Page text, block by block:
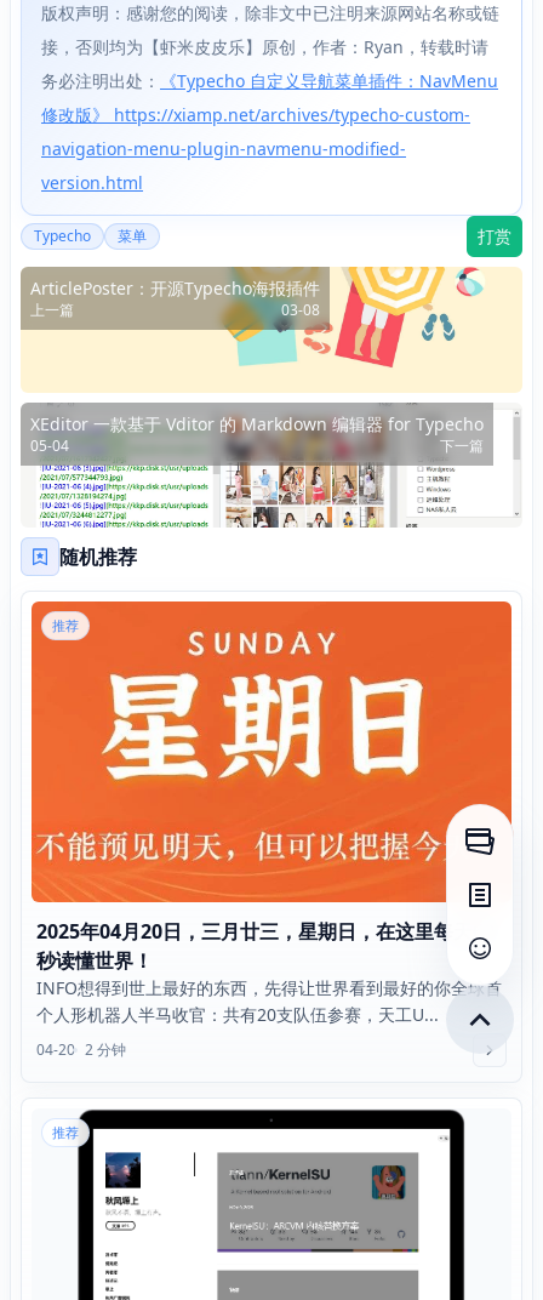
版权声明：感谢您的阅读，除非文中已注明来源网站名称或链
接，否则均为【虾米皮皮乐】原创，作者：Ryan，转载时请
务必注明出处：
《Typecho 自定义导航菜单插件：NavMenu
修改版》 https://xiamp.net/archives/typecho-custom-
navigation-menu-plugin-navmenu-modified-
version.html
Typecho 菜单 打赏
ArticlePoster：开源Typecho海报插件
上一篇 03-08
XEditor 一款基于 Vditor 的 Markdown 编辑器 for Typecho
05-04 下一篇
随机推荐
推荐
2025年04月20日，三月廿三，星期日，在这里每天60
秒读懂世界！
INFO想得到世上最好的东西，先得让世界看到最好的你全球首
个人形机器人半马收官：共有20支队伍参赛，天工U...
04-20 2 分钟
推荐
打开侧
打开目
查看评